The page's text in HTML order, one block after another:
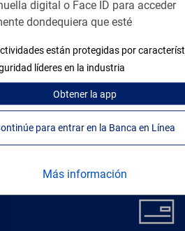
digital o Face ID para acceder
dondequiera que esté
están protegidas por
líderes en la industria
Obtenerla app
Continúe para entrar en la Banca en Línea
Más información
Conozca los pormenores de
de tarjetas de crédito y
financiera antes de
Encuentre la tarjeta